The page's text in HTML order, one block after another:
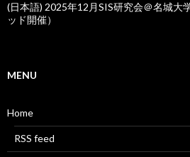
(日本語) 2025年12月SIS研究会＠名城大
ッド開催）
MENU
Home
RSS feed